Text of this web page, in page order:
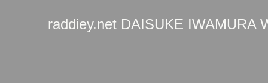
raddiey.net DAISUKE IWAMURA